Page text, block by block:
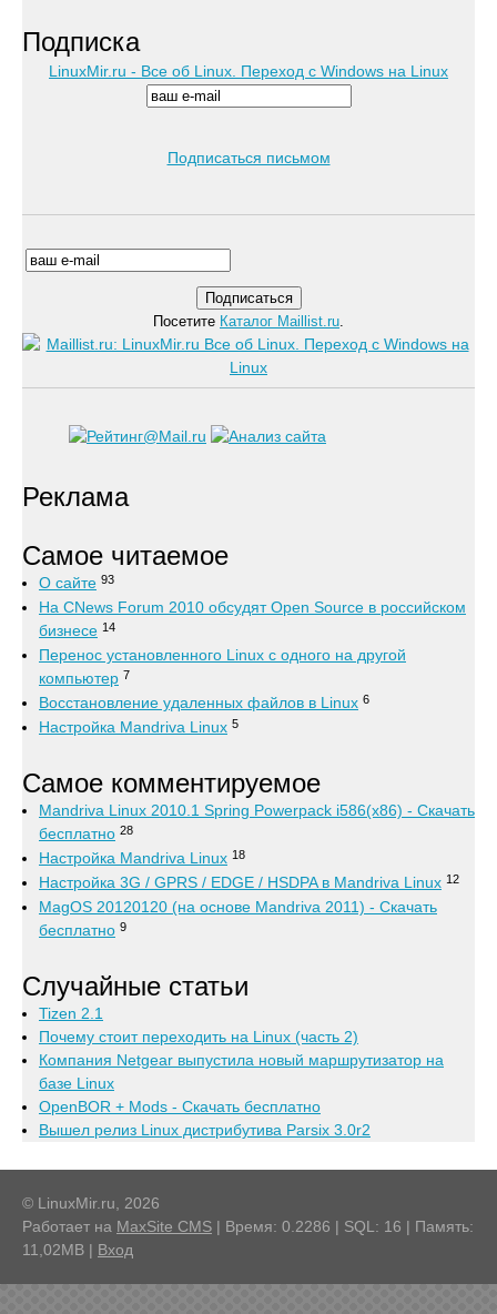
Подписка
LinuxMir.ru - Все об Linux. Переход с Windows на Linux
Подписаться письмом
Посетите Каталог Maillist.ru.
Реклама
Самое читаемое
О сайте 93
На CNews Forum 2010 обсудят Open Source в российском
бизнесе 14
Перенос установленного Linux с одного на другой
компьютер 7
Восстановление удаленных файлов в Linux 6
Настройка Mandriva Linux 5
Самое комментируемое
Mandriva Linux 2010.1 Spring Powerpack i586(x86) - Скачать
бесплатно 28
Настройка Mandriva Linux 18
Настройка 3G / GPRS / EDGE / HSDPA в Mandriva Linux 12
MagOS 20120120 (на основе Mandriva 2011) - Скачать
бесплатно 9
Случайные статьи
Tizen 2.1
Почему стоит переходить на Linux (часть 2)
Компания Netgear выпустила новый маршрутизатор на
базе Linux
OpenBOR + Mods - Скачать бесплатно
Вышел релиз Linux дистрибутива Parsix 3.0r2
© LinuxMir.ru, 2026
Работает на MaxSite CMS | Время: 0.2286 | SQL: 16 | Память:
11,02MB | Вход